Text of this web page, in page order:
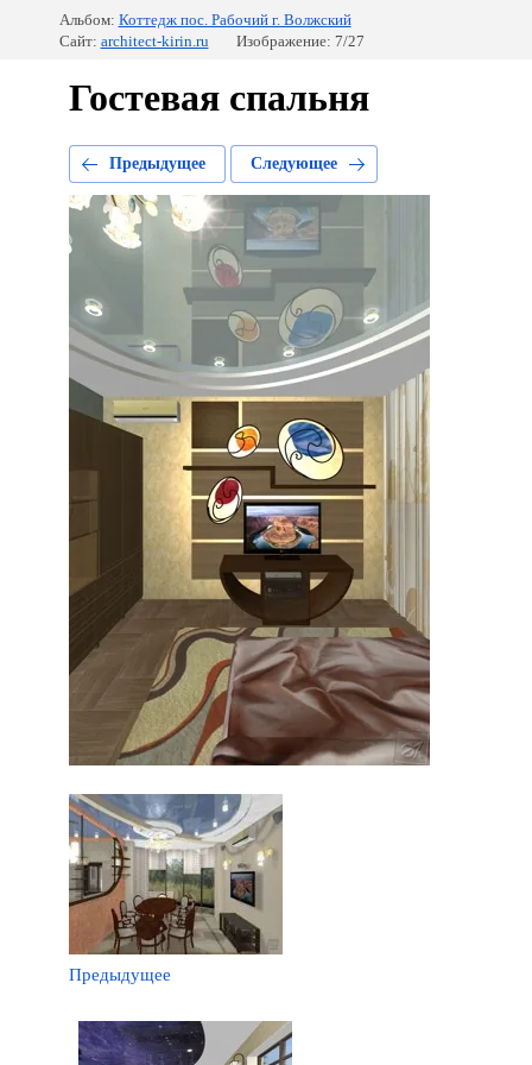
Альбом: Коттедж пос. Рабочий г. Волжский
Сайт: architect-kirin.ru Изображение: 7/27
Гостевая спальня
Предыдущее Следующее
Предыдущее